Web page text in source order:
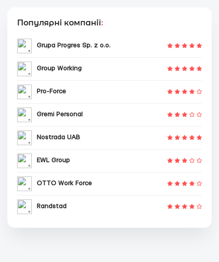
Популярні компанії:
Grupa Progres Sp. z o.o.
Group Working
Pro-Force
Gremi Personal
Nostrada UAB
EWL Group
OTTO Work Force
Randstad